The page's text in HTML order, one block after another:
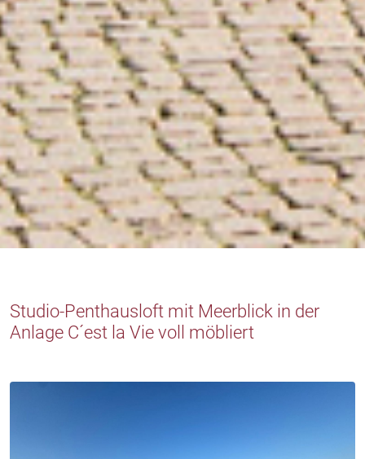
Studio-Penthausloft mit Meerblick in der
Anlage C´est la Vie voll möbliert